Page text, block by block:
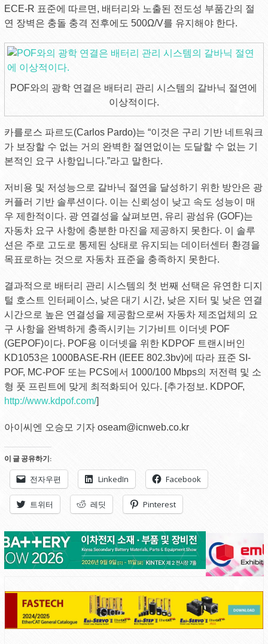
ECE-R 표준에 따르면, 배터리와 노출된 전도성 부품간의 절
연 장벽은 충돌 충격 전후에도 500Ω/V를 유지해야 한다.
POF와의 광학 연결은 배터리 관리 시스템의 갈바닉 절연에
이상적이다.
카를로스 파르도(Carlos Pardo)는 “이것은 구리 기반 네트워크
가 보장할 수 없는 거의 완벽한 절연없이는 도달할 수 없는 기
본적인 요구 사항입니다.”라고 말한다.
저비용 및 저성능으로 갈바닉 절연을 달성하기 위한 방안은 광
커플러 기반 솔루션이다. 이는 신뢰성이 낮고 속도 성능이 매
우 제한적이다. 광 연결성을 살펴보면, 유리 광섬유 (GOF)는
자동차 요구 사항에 충분한 마진을 제공하지 못한다. 이 솔루
션은 주로 고도로 통제된 상태로 유지되는 데이터센터 환경을
목표로하는 것으로 자동차 표준을 충족하지 못한다.
결과적으로 배터리 관리 시스템의 첫 번째 선택은 유연한 디지
털 호스트 인터페이스, 낮은 대기 시간, 낮은 지터 및 낮은 연결
시간으로 높은 연결성을 제공함으로써 자동차 제조업체의 요
구 사항을 완벽하게 충족시키는 기가비트 이더넷 POF
(GEPOF)이다. POF용 이더넷을 위한 KDPOF 트랜시버인
KD1053은 1000BASE-RH (IEEE 802.3bv)에 따라 표준 SI-
POF, MC-POF 또는 PCS에서 1000/100 Mbps의 저전력 및 소
형 풋 프린트에 맞게 최적화되어 있다. [추가정보. KDPOF,
http://www.kdpof.com/]
아이씨엔 오승모 기자 oseam@icnweb.co.kr
이 글 공유하기:
전자우편 LinkedIn Facebook
트위터 레딧 Pinterest